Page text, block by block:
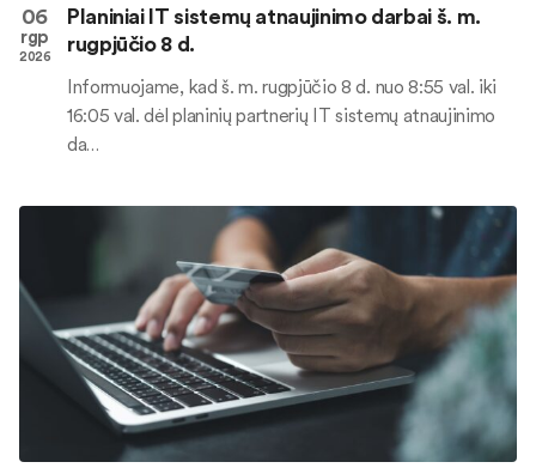
06
rgp
2026
Planiniai IT sistemų atnaujinimo darbai š. m.
rugpjūčio 8 d.
Informuojame, kad š. m. rugpjūčio 8 d. nuo 8:55 val. iki
16:05 val. dėl planinių partnerių IT sistemų atnaujinimo
da…